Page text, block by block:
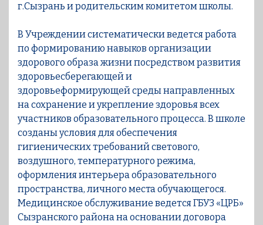
г.Сызрань и родительским комитетом школы.
В Учреждении систематически ведется работа
по формированию навыков организации
здорового образа жизни посредством развития
здоровьесберегающей и
здоровьеформирующей среды направленных
на сохранение и укрепление здоровья всех
участников образовательного процесса. В школе
созданы условия для обеспечения
гигиенических требований светового,
воздушного, температурного режима,
оформления интерьера образовательного
пространства, личного места обучающегося.
Медицинское обслуживание ведется ГБУЗ «ЦРБ»
Сызранского района на основании договора